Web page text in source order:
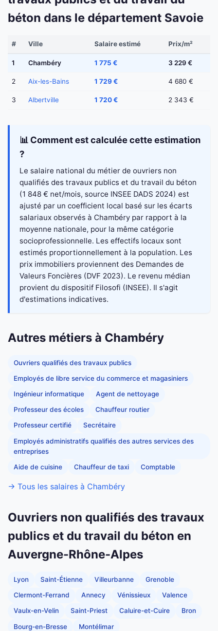
béton dans le département Savoie
# Ville Salaire estimé Prix/m²
1 Chambéry 1 775 € 3 229 €
2 Aix-les-Bains 1 729 € 4 680 €
3 Albertville 1 720 € 2 343 €
📊 Comment est calculée cette estimation
?
Le salaire national du métier de ouvriers non
qualifiés des travaux publics et du travail du béton
(1 848 € net/mois, source INSEE DADS 2024) est
ajusté par un coefficient local basé sur les écarts
salariaux observés à Chambéry par rapport à la
moyenne nationale, pour la même catégorie
socioprofessionnelle. Les effectifs locaux sont
estimés proportionnellement à la population. Les
prix immobiliers proviennent des Demandes de
Valeurs Foncières (DVF 2023). Le revenu médian
provient du dispositif Filosofi (INSEE). Il s'agit
d'estimations indicatives.
Autres métiers à Chambéry
Ouvriers qualifiés des travaux publics
Employés de libre service du commerce et magasiniers
Ingénieur informatique Agent de nettoyage
Professeur des écoles Chauffeur routier
Professeur certifié Secrétaire
Employés administratifs qualifiés des autres services des
entreprises
Aide de cuisine Chauffeur de taxi Comptable
→ Tous les salaires à Chambéry
Ouvriers non qualifiés des travaux
publics et du travail du béton en
Auvergne-Rhône-Alpes
Lyon Saint-Étienne Villeurbanne Grenoble
Clermont-Ferrand Annecy Vénissieux Valence
Vaulx-en-Velin Saint-Priest Caluire-et-Cuire Bron
Bourg-en-Bresse Montélimar